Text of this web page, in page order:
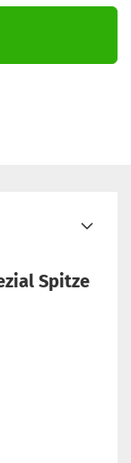
Spitze